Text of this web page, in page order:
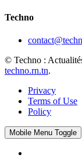
Techno
© Techno :
techno.rn.tn.
Privacy
Terms of Use
Policy
Mobile Menu Toggle